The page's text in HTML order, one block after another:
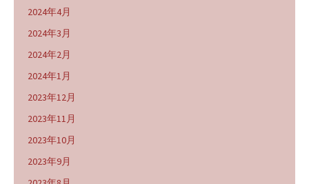
2024年4月
2024年3月
2024年2月
2024年1月
2023年12月
2023年11月
2023年10月
2023年9月